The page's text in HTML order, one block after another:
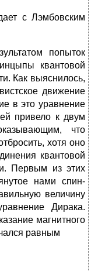
с Лэмбовским
попыток
квантовой
Как выяснилось,
движение
в это уравнение
привело к двум
что
хотя оно
квантовой
Первым из этих
нами спин-
величину
Дирака.
магнитного
равным